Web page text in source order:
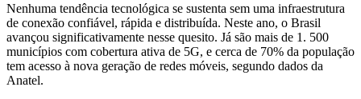
Nenhuma tendência tecnológica se sustenta sem uma infraestrutura
de conexão confiável, rápida e distribuída. Neste ano, o Brasil
avançou significativamente nesse quesito. Já são mais de 1. 500
municípios com cobertura ativa de 5G, e cerca de 70% da população
tem acesso à nova geração de redes móveis, segundo dados da
Anatel.